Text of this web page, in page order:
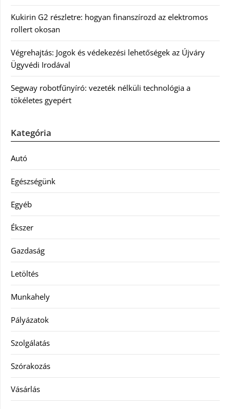
Kukirin G2 részletre: hogyan finanszírozd az elektromos
rollert okosan
Végrehajtás: Jogok és védekezési lehetőségek az Újváry
Ügyvédi Irodával
Segway robotfűnyíró: vezeték nélküli technológia a
tökéletes gyepért
Kategória
Autó
Egészségünk
Egyéb
Ékszer
Gazdaság
Letöltés
Munkahely
Pályázatok
Szolgálatás
Szórakozás
Vásárlás